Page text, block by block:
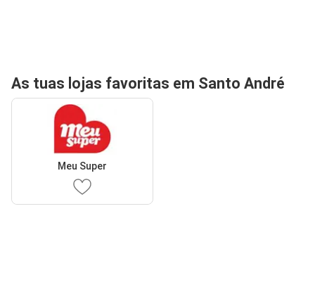
As tuas lojas favoritas em Santo André
Meu Super